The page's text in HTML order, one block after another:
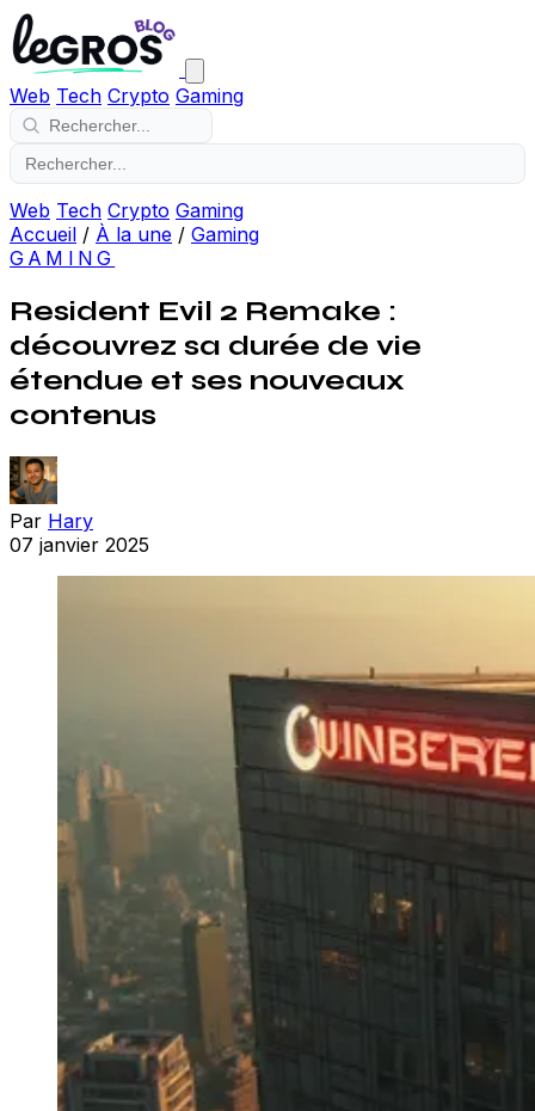
Web Tech Crypto Gaming
Web Tech Crypto Gaming
Accueil / À la une / Gaming
GAMING
Resident Evil 2 Remake :
découvrez sa durée de vie
étendue et ses nouveaux
contenus
Par Hary
07 janvier 2025